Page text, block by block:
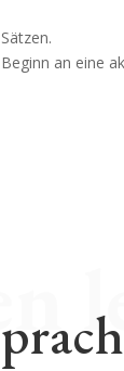
an eine